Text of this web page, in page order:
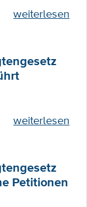
weiterlesen
weiterlesen
Petitionen